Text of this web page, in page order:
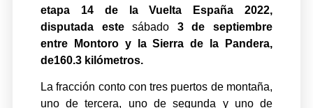
etapa 14 de la Vuelta España 2022,
disputada estesábado 3 de septiembre
entre Montoro y la Sierra de la Pandera,
de160.3 kilómetros.
La fracción conto con tres puertos de montaña,
uno de tercera, uno de segunda y uno de